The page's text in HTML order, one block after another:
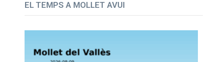
EL TEMPS A MOLLET AVUI